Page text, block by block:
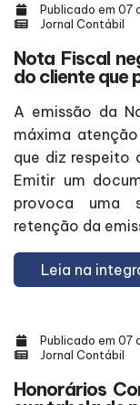
Publicado em 07
Jornal Contábil
Nota Fiscal
do cliente que
A emissão da
máxima
que diz respeito
Emitir um
provoca uma
retenção da
Leia na
Publicado em 07
Jornal Contábil
Honorários